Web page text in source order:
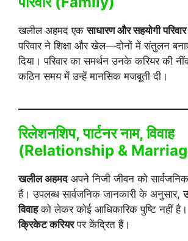
खलील अहमद एकसाधारण और सहयोगी परिवार
परिवार ने शिक्षा और खेल—दोनों में संतुलन
दिया। परिवार का समर्थन उनके करियर की
कठिन समय में उन्हें मानसिक मजबूती दी।
रिलेशनशिप, पार्टनर नाम, विवाह
(Relationship &
खलील अहमदअपने निजी जीवन को
हैं। उपलब्ध सार्वजनिक जानकारी के अनुसार,
विवाहको लेकर कोई आधिकारिक पुष्टि नहीं
क्रिकेट करियरपर केंद्रित हैं।